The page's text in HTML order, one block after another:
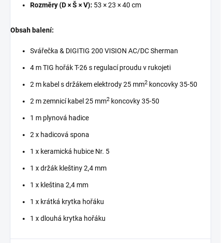
Rozměry (D × Š × V): 53 × 23 × 40 cm
Obsah balení:
Svářečka & DIGITIG 200 VISION AC/DC Sherman
4 m TIG hořák T-26 s regulací proudu v rukojeti
2 m kabel s držákem elektrody 25 mm2 koncovky 35-50
2 m zemnicí kabel 25 mm2 koncovky 35-50
1 m plynová hadice
2 x hadicová spona
1 x keramická hubice Nr. 5
1 x držák kleštiny 2,4 mm
1 x kleština 2,4 mm
1 x krátká krytka hořáku
1 x dlouhá krytka hořáku